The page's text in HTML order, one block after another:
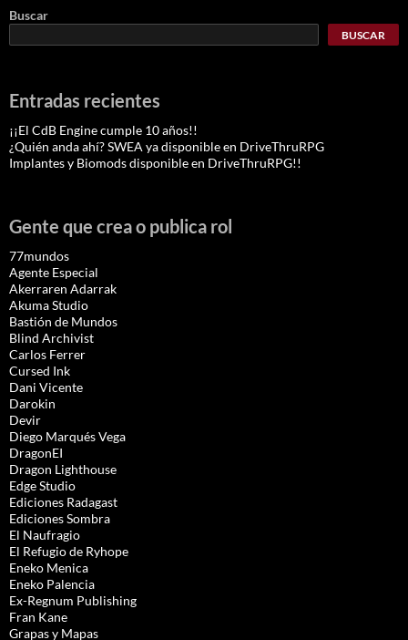
Buscar
BUSCAR
Entradas recientes
¡¡El CdB Engine cumple 10 años!!
¿Quién anda ahí? SWEA ya disponible en DriveThruRPG
Implantes y Biomods disponible en DriveThruRPG!!
Gente que crea o publica rol
77mundos
Agente Especial
Akerraren Adarrak
Akuma Studio
Bastión de Mundos
Blind Archivist
Carlos Ferrer
Cursed Ink
Dani Vicente
Darokin
Devir
Diego Marqués Vega
DragonEI
Dragon Lighthouse
Edge Studio
Ediciones Radagast
Ediciones Sombra
El Naufragio
El Refugio de Ryhope
Eneko Menica
Eneko Palencia
Ex-Regnum Publishing
Fran Kane
Grapas y Mapas